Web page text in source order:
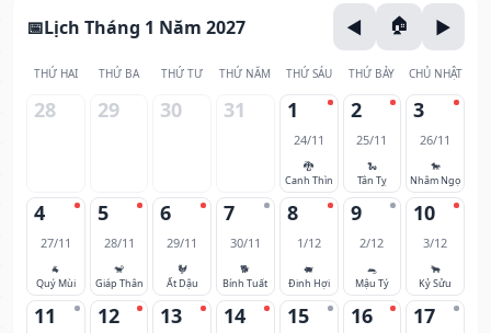
Lịch Tháng 1 Năm 2027
THỨ HAI THỨ BA THỨ TƯ THỨ NĂM THỨ SÁU THỨ BẢY CHỦ NHẬT
28 29 30 31 1
24/11
🐉
Canh Thìn
2
25/11
🐍
Tân Tỵ
3
26/11
🐎
Nhâm Ngọ
4
27/11
🐐
Quý Mùi
5
28/11
🐒
Giáp Thân
6
29/11
🐓
Ất Dậu
7
30/11
🐕
Bính Tuất
8
1/12
🐖
Đinh Hợi
9
2/12
🐀
Mậu Tý
10
3/12
🐂
Kỷ Sửu
11 12 13 14 15 16 17